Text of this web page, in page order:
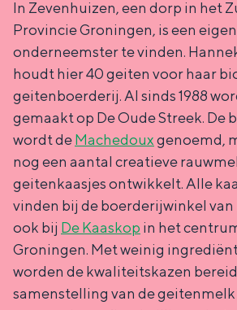
e
r
a
a
l
H
u
i
d
i
g
h
e
n
g
l
i
s
h
p
a
g
S
i
z
u
r
d
e
t
s
c
In Zevenhuizen, een dorp in het
Provincie Groningen, is een
onderneemster te vinden.
houdt hier 40 geiten voor haar
geitenboerderij. Al sinds 1988
gemaakt op De Oude Streek. De
wordt deMachedouxgenoemd,
nog een aantal creatieve
geitenkaasjes ontwikkelt. Alle
vinden bij de boerderijwinkel van
ook bij De Kaaskop in het
Groningen. Met weinig
worden de kwaliteitskazen
samenstelling van de geitenmelk